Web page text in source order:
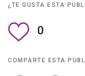
¿TE GUSTA ESTA
0
COMPARTE ESTA